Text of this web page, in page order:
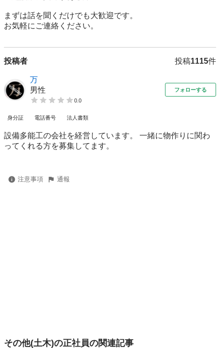
まずは話を聞くだけでも大歓迎です。
投稿者 投稿1115件
万
男性
0.0
フォローする
身分証 電話番号 法人書類
設備多能工の会社を経営しています。 一緒に物作りに関わ
ってくれる方を募集してます。
注意事項 通報
その他(土木)の正社員の関連記事